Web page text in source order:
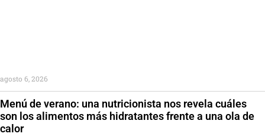
Menú de verano: una nutricionista nos revela cuáles
son los alimentos más hidratantes frente a una ola de
calor
agosto 6, 2026